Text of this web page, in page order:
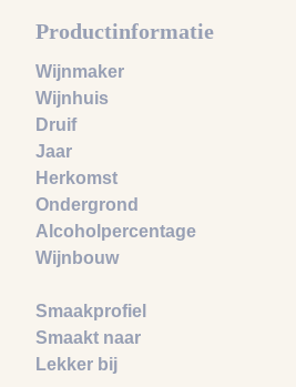
Productinformatie
Wijnmaker
Wijnhuis
Druif
Jaar
Herkomst
Ondergrond
Alcoholpercentage
Wijnbouw
Smaakprofiel
Smaakt naar
Lekker bij